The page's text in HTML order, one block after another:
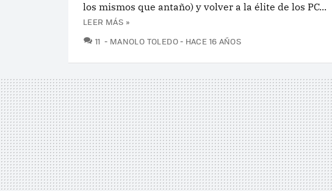
los mismos que antaño) y volver a la élite de los PC...
LEER MÁS »
11 COMENTARIOS
MANOLO TOLEDO HACE 16 AÑOS